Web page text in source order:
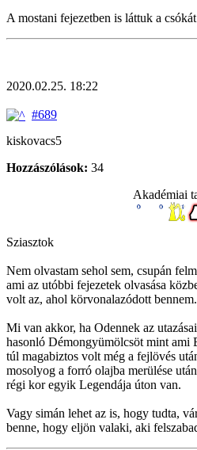
A mostani fejezetben is láttuk a
2020.02.25. 18:22
#689
kiskovacs5
Hozzászólások: 34
Akadémiai
Sziasztok
Nem olvastam sehol sem, csupán
ami az utóbbi fejezetek olvasása
volt az, ahol körvonalazódott bennem.
Mi van akkor, ha Odennek az
hasonló Démongyümölcsöt mint ami
túl magabiztos volt még a fejlövés
mosolyog a forró olajba merülése
régi kor egyik Legendája úton van.
Vagy simán lehet az is, hogy tudta,
benne, hogy eljön valaki, aki